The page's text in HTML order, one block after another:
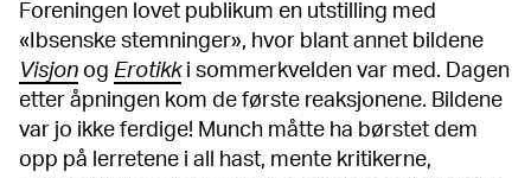
Foreningen lovet publikum en utstilling med
«Ibsenske stemninger», hvor blant annet bildene
Visjon og Erotikki sommerkvelden var med. Dagen
etter åpningen kom de første reaksjonene. Bildene
var jo ikke ferdige! Munch måtte ha børstet dem
opp på lerretene i all hast, mente kritikerne,